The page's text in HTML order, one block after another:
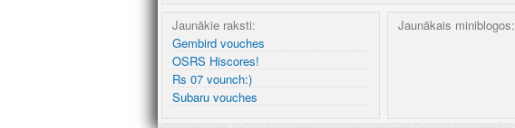
Jaunākie raksti:
Gembird vouches
OSRS Hiscores!
Rs 07 vounch:)
Subaru vouches
Jaunākais miniblogos: